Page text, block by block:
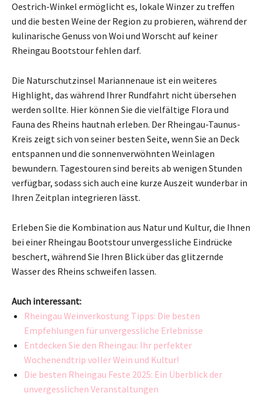
Oestrich-Winkel ermöglicht es, lokale Winzer zu treffen
und die besten Weine der Region zu probieren, während der
kulinarische Genuss von Woi und Worscht auf keiner
Rheingau Bootstour fehlen darf.
Die Naturschutzinsel Mariannenaue ist ein weiteres
Highlight, das während Ihrer Rundfahrt nicht übersehen
werden sollte. Hier können Sie die vielfältige Flora und
Fauna des Rheins hautnah erleben. Der Rheingau-Taunus-
Kreis zeigt sich von seiner besten Seite, wenn Sie an Deck
entspannen und die sonnenverwöhnten Weinlagen
bewundern. Tagestouren sind bereits ab wenigen Stunden
verfügbar, sodass sich auch eine kurze Auszeit wunderbar in
Ihren Zeitplan integrieren lässt.
Erleben Sie die Kombination aus Natur und Kultur, die Ihnen
bei einer Rheingau Bootstour unvergessliche Eindrücke
beschert, während Sie Ihren Blick über das glitzernde
Wasser des Rheins schweifen lassen.
Auch interessant:
Rheingau Weinverkostung Tipps: Die besten
Empfehlungen für unvergessliche Erlebnisse
Entdecken Sie den Rheingau: Ihr perfekter
Wochenendtrip voller Wein und Kultur!
Die besten Rheingau Feste 2025: Ein Überblick der
unvergesslichen Veranstaltungen